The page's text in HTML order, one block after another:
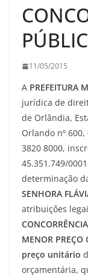
11/05/2015
A PREFEITURA
jurídica de
de Orlândia,
Orlando nº
3820 8000,
45.351.749/
determinação
SENHORA
atribuições
MENOR PREÇO
preço unitário
orçamentária,